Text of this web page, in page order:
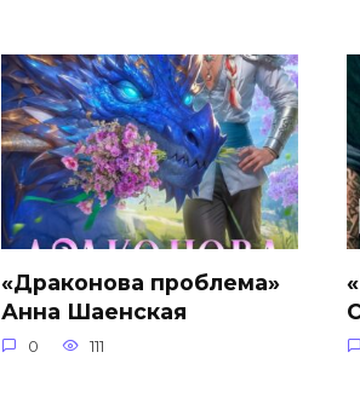
«Драконова проблема»
Анна Шаенская
0 111